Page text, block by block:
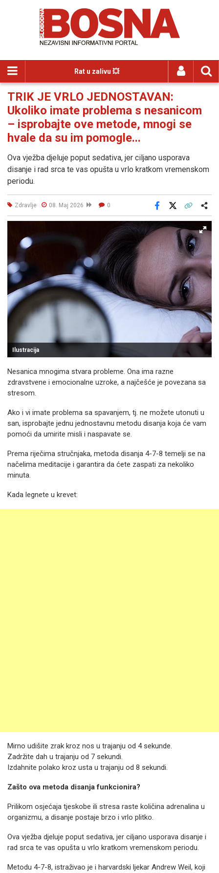
Rat u zalivu 💥
TRIK JE VRLO JEDNOSTAVAN:
Ukoliko imate problema s nesanicom
– isprobajte ove metode, mnogi se
hvale da su im pomogle...
Ova vježba djeluje poput sedativa, jer ciljano usporava
disanje i rad srca te vas opušta u vrlo kratkom vremenskom
periodu.
Zdravlje 08. Maj 2026 0
Facebook
Ilustracija
Nesanica mnogima stvara probleme. Ona ima razne
zdravstvene i emocionalne uzroke, a najčešće je povezana sa
stresom.
Ako i vi imate problema sa spavanjem, tj. ne možete utonuti u
san, isprobajte jednu jednostavnu metodu disanja koja će vam
pomoći da umirite misli i naspavate se.
Prema riječima stručnjaka, metoda disanja 4-7-8 temelji se na
načelima meditacije i garantira da ćete zaspati za nekoliko
minuta.
Kada legnete u krevet:
Mirno udišite zrak kroz nos u trajanju od 4 sekunde.
Zadržite dah u trajanju od 7 sekundi.
Izdahnite polako kroz usta u trajanju od 8 sekundi.
Zašto ova metoda disanja funkcionira?
Prilikom osjećaja tjeskobe ili stresa raste količina adrenalina u
organizmu, a disanje postaje brzo i vrlo plitko.
Ova vježba djeluje poput sedativa, jer ciljano usporava disanje i
rad srca te vas opušta u vrlo kratkom vremenskom periodu.
Metodu 4-7-8, istraživao je i harvardski ljekar Andrew Weil, koji